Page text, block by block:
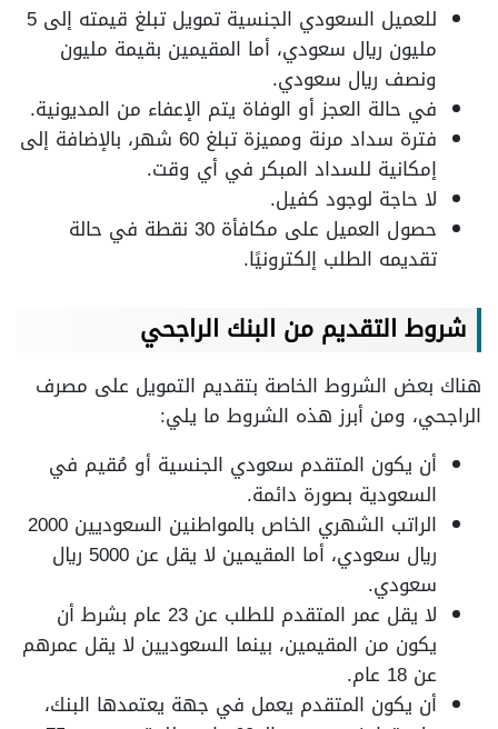
للعميل السعودي الجنسية تمويل تبلغ قيمته إلى 5
مليون ريال سعودي، أما المقيمين بقيمة مليون
ونصف ريال سعودي.
في حالة العجز أو الوفاة يتم الإعفاء من المديونية.
فترة سداد مرنة ومميزة تبلغ 60 شهر، بالإضافة إلى
إمكانية للسداد المبكر في أي وقت.
لا حاجة لوجود كفيل.
حصول العميل على مكافأة 30 نقطة في حالة
تقديمه الطلب إلكترونيًا.
شروط التقديم من البنك الراجحي
هناك بعض الشروط الخاصة بتقديم التمويل على مصرف
الراجحي، ومن أبرز هذه الشروط ما يلي:
أن يكون المتقدم سعودي الجنسية أو مُقيم في
السعودية بصورة دائمة.
الراتب الشهري الخاص بالمواطنين السعوديين 2000
ريال سعودي، أما المقيمين لا يقل عن 5000 ريال
سعودي.
لا يقل عمر المتقدم للطلب عن 23 عام بشرط أن
يكون من المقيمين، بينما السعوديين لا يقل عمرهم
عن 18 عام.
أن يكون المتقدم يعمل في جهة يعتمدها البنك،